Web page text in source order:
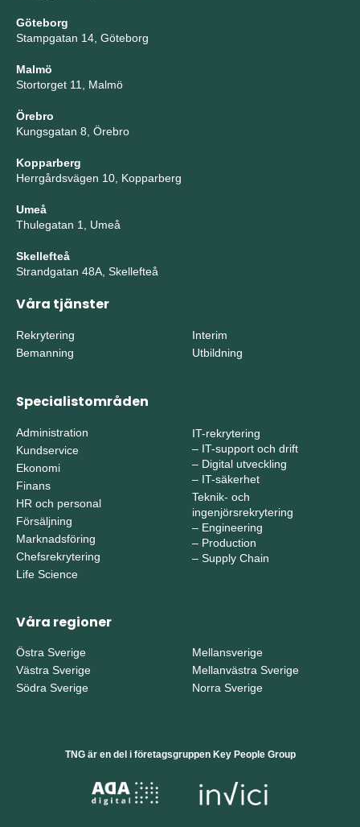
Göteborg
Stampgatan 14, Göteborg
Malmö
Stortorget 11, Malmö
Örebro
Kungsgatan 8, Örebro
Kopparberg
Herrgårdsvägen 10, Kopparberg
Umeå
Thulegatan 1, Umeå
Skellefteå
Strandgatan 48A, Skellefteå
Våra tjänster
Rekrytering
Bemanning
Interim
Utbildning
Specialistområden
Administration
Kundservice
Ekonomi
Finans
HR och personal
Försäljning
Marknadsföring
Chefsrekrytering
Life Science
IT-rekrytering
– IT-support och drift
– Digital utveckling
– IT-säkerhet
Teknik- och
ingenjörsrekrytering
– Engineering
– Production
– Supply Chain
Våra regioner
Östra Sverige
Västra Sverige
Södra Sverige
Mellansverige
Mellanvästra Sverige
Norra Sverige
TNG är en del i företagsgruppen Key People Group